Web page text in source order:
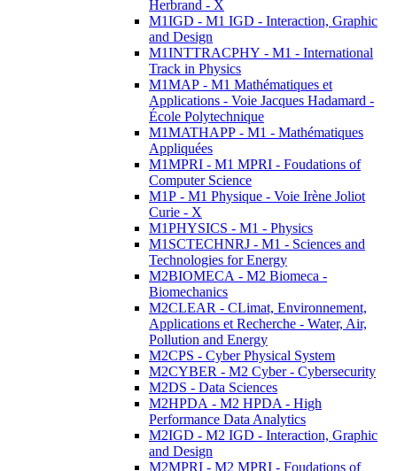
Herbrand - X
M1IGD - M1 IGD - Interaction, Graphic
and Design
M1INTTRACPHY - M1 - International
Track in Physics
M1MAP - M1 Mathématiques et
Applications - Voie Jacques Hadamard -
École Polytechnique
M1MATHAPP - M1 - Mathématiques
Appliquées
M1MPRI - M1 MPRI - Foudations of
Computer Science
M1P - M1 Physique - Voie Irène Joliot
Curie - X
M1PHYSICS - M1 - Physics
M1SCTECHNRJ - M1 - Sciences and
Technologies for Energy
M2BIOMECA - M2 Biomeca -
Biomechanics
M2CLEAR - CLimat, Environnement,
Applications et Recherche - Water, Air,
Pollution and Energy
M2CPS - Cyber Physical System
M2CYBER - M2 Cyber - Cybersecurity
M2DS - Data Sciences
M2HPDA - M2 HPDA - High
Performance Data Analytics
M2IGD - M2 IGD - Interaction, Graphic
and Design
M2MPRI - M2 MPRI - Foudations of